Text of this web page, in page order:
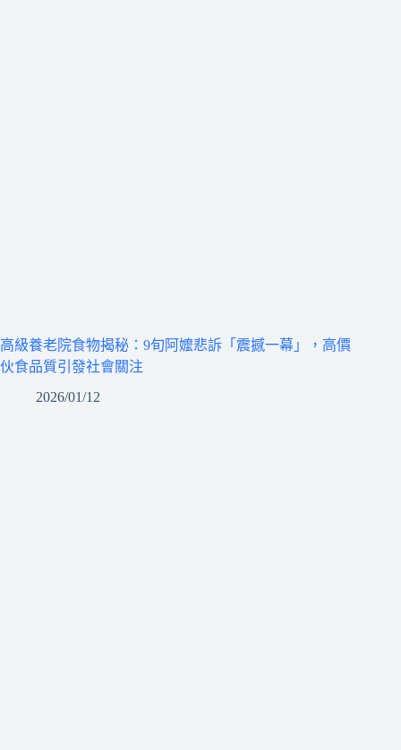
高級養老院食物揭秘：9旬阿嬤悲訴「震撼一幕」，高價
伙食品質引發社會關注
2026/01/12